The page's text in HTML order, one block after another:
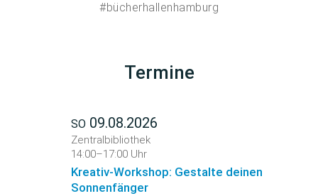
#bücherhallenhamburg
Termine
SO 09.08.2026
Zentralbibliothek
14:00–17:00 Uhr
Kreativ-Workshop: Gestalte deinen
Sonnenfänger